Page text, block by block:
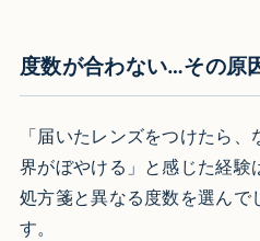
度数が合わない…その原
「届いたレンズをつけたら
界がぼやける」と感じた経験
処方箋と異なる度数を選ん
す。